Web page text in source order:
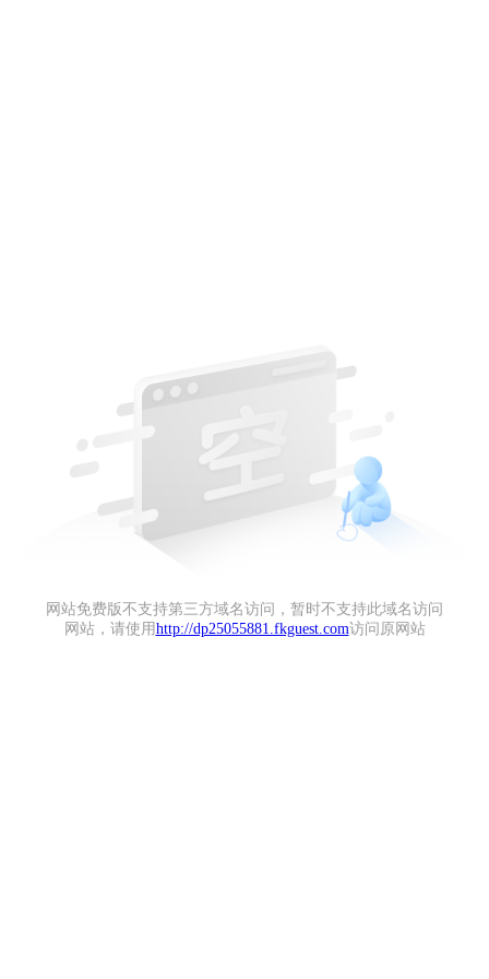
网站免费版不支持第三方域名访问，暂时不支持此域名访问
网站，请使用 http://dp25055881.fkguest.com访问原网站